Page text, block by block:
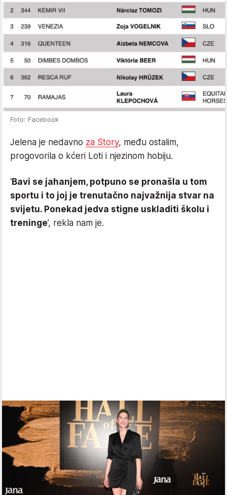
Foto: Facebook
Jelena je nedavno za Story, među ostalim,
progovorila o kćeri Loti i njezinom hobiju.
‘Bavi se jahanjem, potpuno se pronašla u tom
sportu i to joj je trenutačno najvažnija stvar na
svijetu. Ponekad jedva stigne uskladiti školu i
treninge’, rekla nam je.